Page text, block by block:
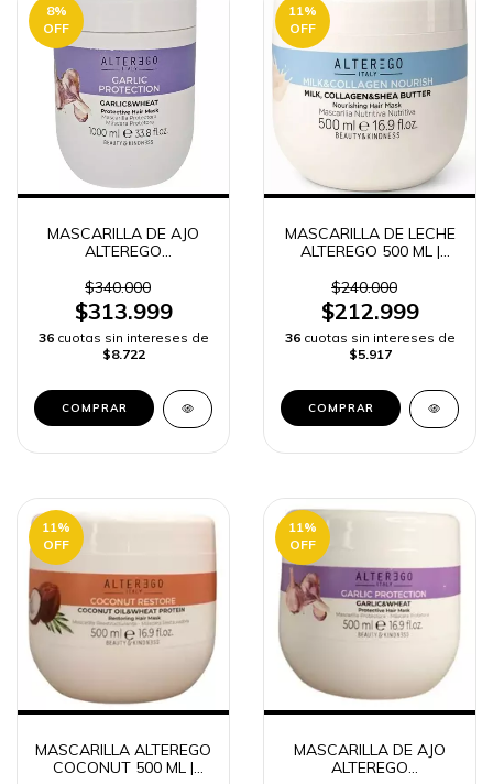
8%
OFF
MASCARILLA DE AJO
ALTEREGO
REPARACIÓN CAPILAR
y ENVÍO RÁPIDO
COLOMBIA -
$340.000
$313.999
36 cuotas sin intereses de
$8.722
11%
OFF
MASCARILLA DE LECHE
ALTEREGO 500 ML |
y ENVÍO RÁPIDO
COLOMBIA -
$240.000
$212.999
36 cuotas sin intereses de
$5.917
11%
OFF
MASCARILLA ALTEREGO
COCONUT 500 ML |
11%
OFF
MASCARILLA DE AJO
ALTEREGO